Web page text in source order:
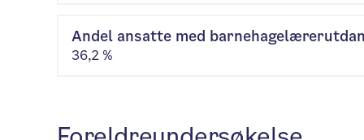
Andel ansatte med
36,2 %